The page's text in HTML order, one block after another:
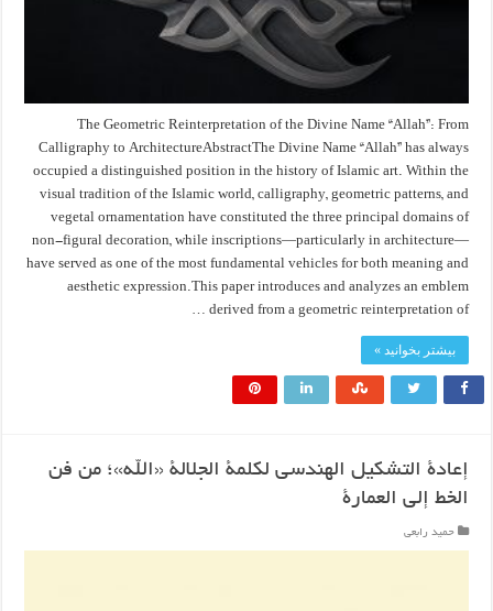
The Geometric Reinterpretation of the Divine Name “Allah”: From
Calligraphy to ArchitectureAbstractThe Divine Name “Allah” has always
occupied a distinguished position in the history of Islamic art. Within the
visual tradition of the Islamic world, calligraphy, geometric patterns, and
vegetal ornamentation have constituted the three principal domains of
non-figural decoration, while inscriptions—particularly in architecture—
have served as one of the most fundamental vehicles for both meaning and
aesthetic expression.This paper introduces and analyzes an emblem
derived from a geometric reinterpretation of …
بیشتر بخوانید »
إعادة التشكيل الهندسي لكلمة الجلالة «الله»؛ من فن
الخط إلى العمارة
حمید رابعی